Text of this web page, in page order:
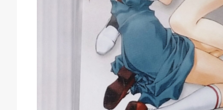
生活館 豊橋東脇本店